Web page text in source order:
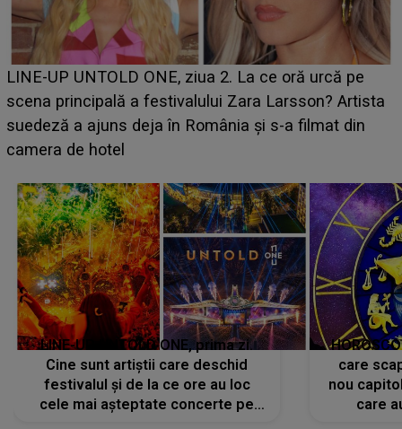
Ce a dezvăluit noua concurentă din "Casa Iubirii" l-a
luat prin surprindere pe Emanuel. CINE ESTE
BĂIATUL VIZAT de Alexandra?! Aflându-se în fața
faptului împlinit, A RECUNOSCUT IMEDIAT: "Am
LINE-UP UNTOLD ONE, prima zi.
Cine sunt artiștii care deschid
festivalul și de la ce ore au loc
cele mai așteptate concerte pe
care
nou
care